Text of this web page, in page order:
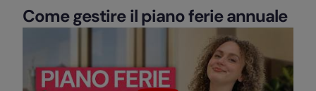
Come gestire il piano ferie annuale